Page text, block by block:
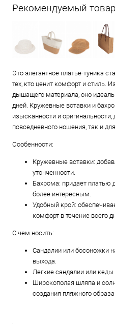
Рекомендуемый
Это элегантное платье-туника
тех, кто ценит комфорт и стиль.
дышащего материала, оно
дней. Кружевные вставки и
изысканности и
повседневного ношения, так и
Особенности:
Кружевные вставки:
утонченности.
Бахрома: придает платью
более интересным.
Удобный крой:
комфорт в течение всего
С чем носить:
Сандалии или босоножки
выхода.
Легкие сандалии или кеды
Широкополая шляпа и
создания пляжного образа.
.